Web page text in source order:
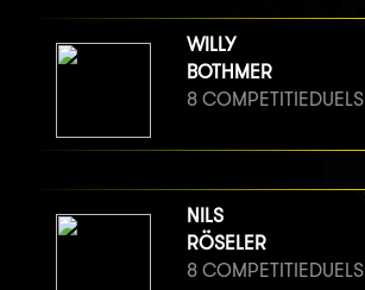
WILLY
BOTHMER
8 COMPETITIEDUELS
NILS
RÖSELER
8 COMPETITIEDUELS